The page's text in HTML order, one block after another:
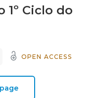
1º Ciclo do
OPEN ACCESS